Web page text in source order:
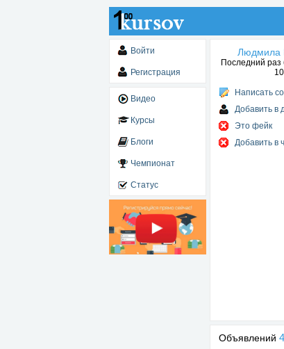
Войти
Регистрация
Видео
Курсы
Блоги
Чемпионат
Статус
Людмила
Последний раз
Написать
Добавить в
Это фейк
Добавить в
Объявлений